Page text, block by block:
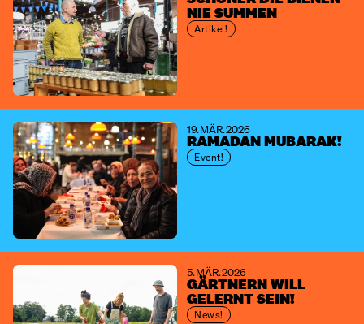
NIE SUMMEN
Artikel!
19. MÄR. 2026
RAMADAN MUBARAK!
Event!
5. MÄR. 2026
GÄRTNERN WILL
GELERNT SEIN!
News!